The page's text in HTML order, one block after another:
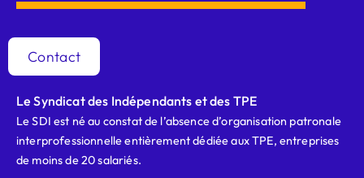
Contact
Le Syndicat des Indépendants et des TPE
Le SDI est né au constat de l’absence d’organisation patronale
interprofessionnelle entièrement dédiée aux TPE, entreprises
de moins de 20 salariés.